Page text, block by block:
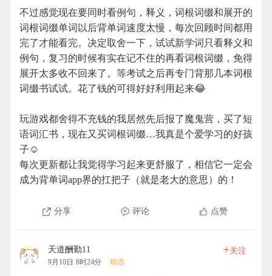
不过感觉现在要同时看例句，释义，词根词缀和展开的
词根词缀单词以后背单词速度太慢，每次回顾时间都用
完了才能看完。决定取舍一下，试试新学词只看释义和
例句，复习的时候有实在记不住的再看词根词缀，免得
展开太多收不回来了。等考试之后再专门背那几本词根
词缀书试试。花了钱的可得好好利用起来😂
玩游戏都舍得不充钱的我居然先后报了魔鬼营，买了短
语词汇书，现在又买词根词缀…我真是个爱学习的好孩
子☺
每次更新都让我觉得学习起来更舒服了，相信它一定会
成为背单词app界的扛把子（就是老大的意思）的！
分享 评论 点赞
天道酬勤11
9月10日 8时24分 精选
+关注